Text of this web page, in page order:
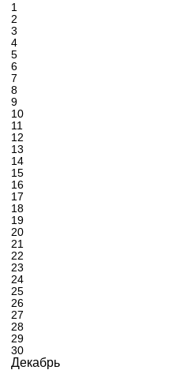
1
2
3
4
5
6
7
8
9
10
11
12
13
14
15
16
17
18
19
20
21
22
23
24
25
26
27
28
29
30
Декабрь